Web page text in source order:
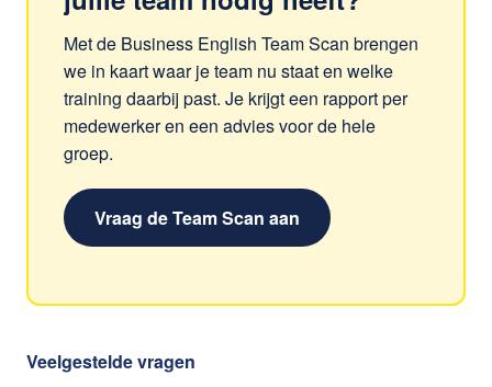
Met de Business English Team Scan brengen
we in kaart waar je team nu staat en welke
training daarbij past. Je krijgt een rapport per
medewerker en een advies voor de hele
groep.
Vraag de Team Scan aan
Veelgestelde vragen